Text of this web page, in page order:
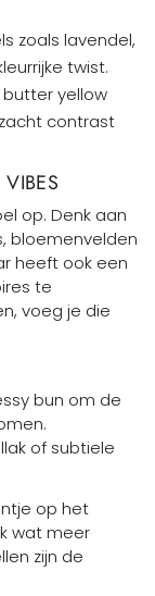
zoals lavendel,
twist.
yellow
contrast
op. Denk aan
bloemenvelden
heeft ook een
te
voeg je die
bun om de
of subtiele
op het
wat meer
zijn de